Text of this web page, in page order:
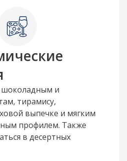
шоколадным и
тирамису,
выпечке и мягким
профилем. Также
в десертных